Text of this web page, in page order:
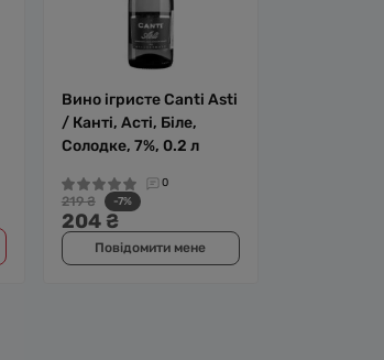
Вино ігристе Canti Asti
/ Канті, Асті, Біле,
Солодке, 7%, 0.2 л
0
219 ₴ -7%
204 ₴
Повідомити мене